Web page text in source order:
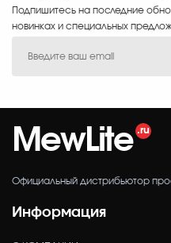
Подпишитесь на последние
новинках и специальных
MewLite
Официальный дистрибьютор
Информация